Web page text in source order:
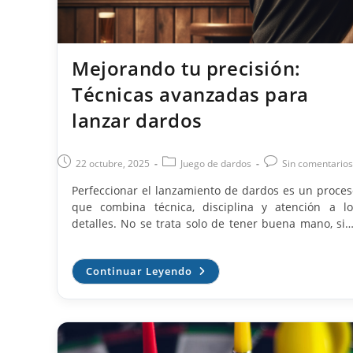
Mejorando tu precisión:
Técnicas avanzadas para
lanzar dardos
Publicación
entrada:
22 octubre, 2025
Categoría
la
entrada:
Juego de dardos
Comentarios
la
entrada:
Sin comentarios
Perfeccionar el lanzamiento de dardos es un
que combina técnica, disciplina y atención a
detalles. No se trata solo de tener buena mano, sino
un movimiento eficiente y constante en cada
lanzamiento. En este artículo exploraremos
elementos avanzados que abarcan desde la postura y
prácticos para mejorar la puntería y disfrutar
partida con mayor confianza. Postura y equilibrio:
Continuar Leyendo Mejorando
Tu
Técnicas
Para
Lanzar
Dardos